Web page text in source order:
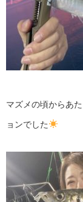
マズメの頃からあ
ョンでした